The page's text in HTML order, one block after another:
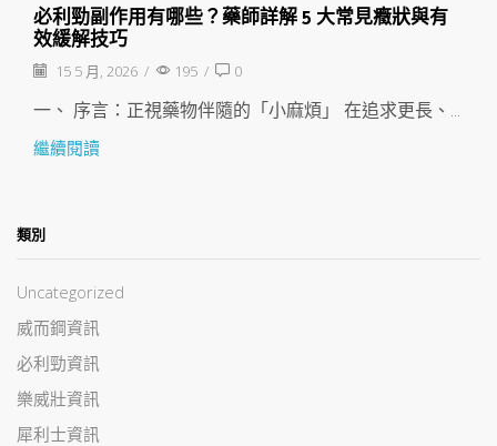
必利勁副作用有哪些？藥師詳解 5 大常見癥狀與有
效緩解技巧
15 5 月, 2026 / 195 / 0
一、 序言：正視藥物伴隨的「小麻煩」 在追求更長、...
繼續閱讀
類別
Uncategorized
威而鋼資訊
必利勁資訊
樂威壯資訊
犀利士資訊